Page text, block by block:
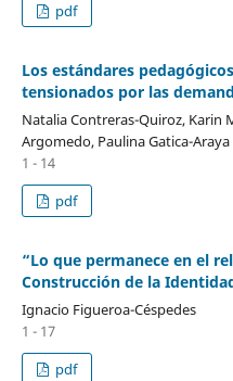
pdf
Los estándares
tensionados por las
Natalia Contreras-Quiroz, Karin
Argomedo, Paulina Gatica-Araya
1 - 14
pdf
“Lo que permanece en el
Construcción de la
Ignacio Figueroa-Céspedes
1 - 17
pdf